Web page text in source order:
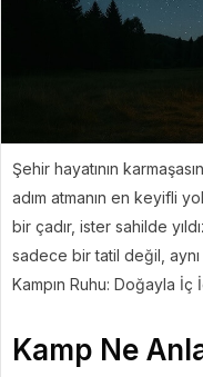
Şehir hayatının
adım atmanın en keyifli
bir çadır, ister sahilde
sadece bir tatil değil,
Kampın Ruhu: Doğayla İç
Kamp Ne